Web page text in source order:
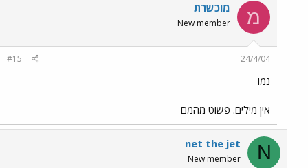
מ מוכשרת
New member
24/4/04
#15
נמו
אין מילים. פשוט מהמם
N
net the jet
New member